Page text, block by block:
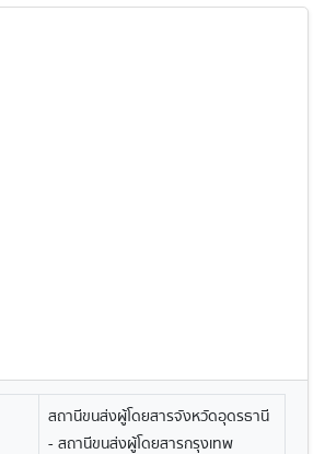
สถานีขนส่งผู้โดยสารจังหวัดอุดรธานี
- สถานีขนส่งผู้โดยสารกรุงเทพ